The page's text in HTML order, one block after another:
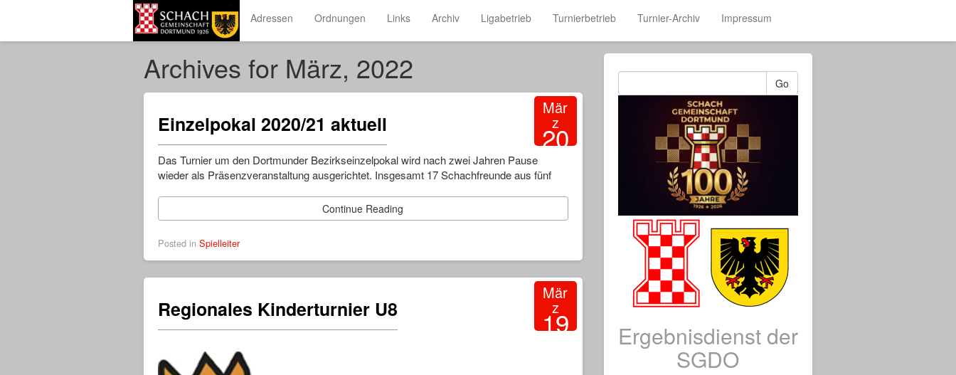
Adressen Ordnungen Links Archiv Ligabetrieb Turnierbetrieb Turnier-Archiv Impressum
Archives for März, 2022
Einzelpokal 2020/21 aktuell
Mär
z
20
Das Turnier um den Dortmunder Bezirkseinzelpokal wird nach zwei Jahren Pause
wieder als Präsenzveranstaltung ausgerichtet. Insgesamt 17 Schachfreunde aus fünf
Continue Reading
Posted in Spielleiter
Regionales Kinderturnier U8
Mär
z
19
Go
Ergebnisdienst der
SGDO